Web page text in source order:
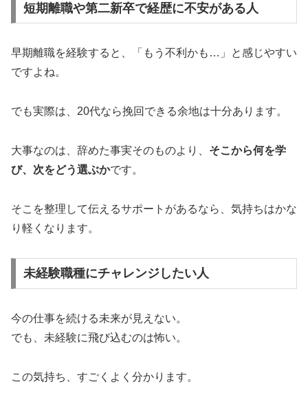
短期離職や第二新卒で経歴に不安がある人
早期離職を経験すると、「もう不利かも…」と感じやすい
ですよね。
でも実際は、20代なら挽回できる余地は十分あります。
大事なのは、辞めた事実そのものより、 そこから何を学
び、次をどう選ぶかです。
そこを整理して伝えるサポートがあるなら、気持ちはかな
り軽くなります。
未経験職種にチャレンジしたい人
今の仕事を続ける未来が見えない。
でも、未経験に飛び込むのは怖い。
この気持ち、すごくよく分かります。